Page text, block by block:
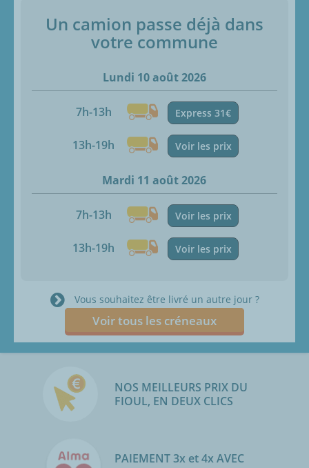
Un camion passe déjà dans
votre commune
Lundi 10 août 2026
7h-13h Express 31€
13h-19h Voir les prix
Mardi 11 août 2026
7h-13h Voir les prix
13h-19h Voir les prix
Vous souhaitez être livré un autre jour ?
Voir tous les créneaux
NOS MEILLEURS PRIX DU
FIOUL, EN DEUX CLICS
PAIEMENT 3x et 4x AVEC